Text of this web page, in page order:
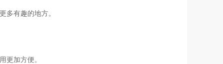
多有趣的地方。
更加方便。